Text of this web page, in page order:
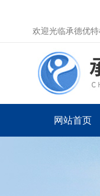
欢迎光临承德优
网站首页